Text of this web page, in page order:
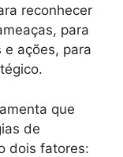
reconhecer
para
ações, para
que
de
dois fatores: